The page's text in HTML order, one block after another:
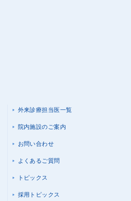
外来診療担当医一覧
院内施設のご案内
お問い合わせ
よくあるご質問
トピックス
採用トピックス